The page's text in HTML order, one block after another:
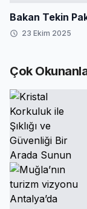
Bakan Tekin
23 Ekim 2025
Çok